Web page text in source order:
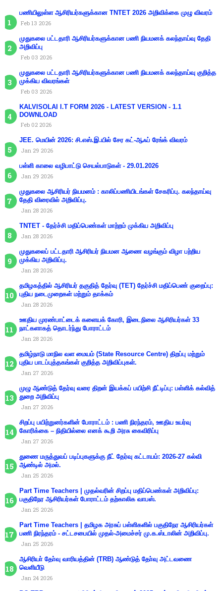
பணியிலுள்ள ஆசிரியர்களுக்கான TNTET 2026 அறிவிக்கை முழு விவரம்
Feb 13 2026
முதுகலை பட்டதாரி ஆசிரியர்களுக்கான பணி நியமனக் கலந்தாய்வு தேதி
அறிவிப்பு
Feb 03 2026
முதுகலை பட்டதாரி ஆசிரியர்களுக்கான பணி நியமனக் கலந்தாய்வு குறித்த
முக்கிய விவரங்கள்
Feb 03 2026
KALVISOLAI I.T FORM 2026 - LATEST VERSION - 1.1
DOWNLOAD
Feb 02 2026
JEE. மெயின் 2026: சி.எஸ்.இ.யில் சேர கட்-ஆஃப் ரேங்க் விவரம்
Jan 29 2026
பள்ளி காலை வழிபாட்டு செயல்பாடுகள் - 29.01.2026
Jan 29 2026
முதுகலை ஆசிரியர் நியமனம் : காலிப்பணியிடங்கள் சேகரிப்பு. கலந்தாய்வு
தேதி விரைவில் அறிவிப்பு.
Jan 28 2026
TNTET - தேர்ச்சி மதிப்பெண்கள் மாற்றம் முக்கிய அறிவிப்பு
Jan 28 2026
முதுகலைப் பட்டதாரி ஆசிரியர் நியமன ஆணை வழங்கும் விழா பற்றிய
முக்கிய அறிவிப்பு.
Jan 28 2026
தமிழகத்தில் ஆசிரியர் தகுதித் தேர்வு (TET) தேர்ச்சி மதிப்பெண் குறைப்பு:
புதிய நடைமுறைகள் மற்றும் தாக்கம்
Jan 28 2026
ஊதிய முரண்பாட்டைக் களையக் கோரி, இடைநிலை ஆசிரியர்கள் 33
நாட்களாகத் தொடர்ந்து போராட்டம்
Jan 28 2026
தமிழ்நாடு மாநில வள மையம் (State Resource Centre) திறப்பு மற்றும்
புதிய பாடப்புத்தகங்கள் குறித்த அறிவிப்புகள்.
Jan 27 2026
முழு ஆண்டுத் தேர்வு வரை திறன் இயக்கப் பயிற்சி நீட்டிப்பு: பள்ளிக் கல்வித்
துறை அறிவிப்பு
Jan 27 2026
சிறப்பு பயிற்றுனர்களின் போராட்டம் : பணி நிரந்தரம், ஊதிய உயர்வு
கோரிக்கை – நிதியில்லை எனக் கூறி அரசு கைவிரிப்பு
Jan 27 2026
துணை மருத்துவப் படிப்புகளுக்கு நீட் தேர்வு கட்டாயம்: 2026-27 கல்வி
ஆண்டில் அமல்.
Jan 25 2026
Part Time Teachers | முதல்வரின் சிறப்பு மதிப்பெண்கள் அறிவிப்பு:
பகுதிநேர ஆசிரியர்கள் போராட்டம் தற்காலிக வாபஸ்.
Jan 25 2026
Part Time Teachers | தமிழக அரசுப் பள்ளிகளில் பகுதிநேர ஆசிரியர்கள்
பணி நிரந்தரம் - சட்டசபையில் முதல்-அமைச்சர் மு.க.ஸ்டாலின் அறிவிப்பு.
Jan 25 2026
ஆசிரியா் தோ்வு வாரியத்தின் (TRB) ஆண்டுத் தோ்வு அட்டவணை
வெளியீடு
Jan 24 2026